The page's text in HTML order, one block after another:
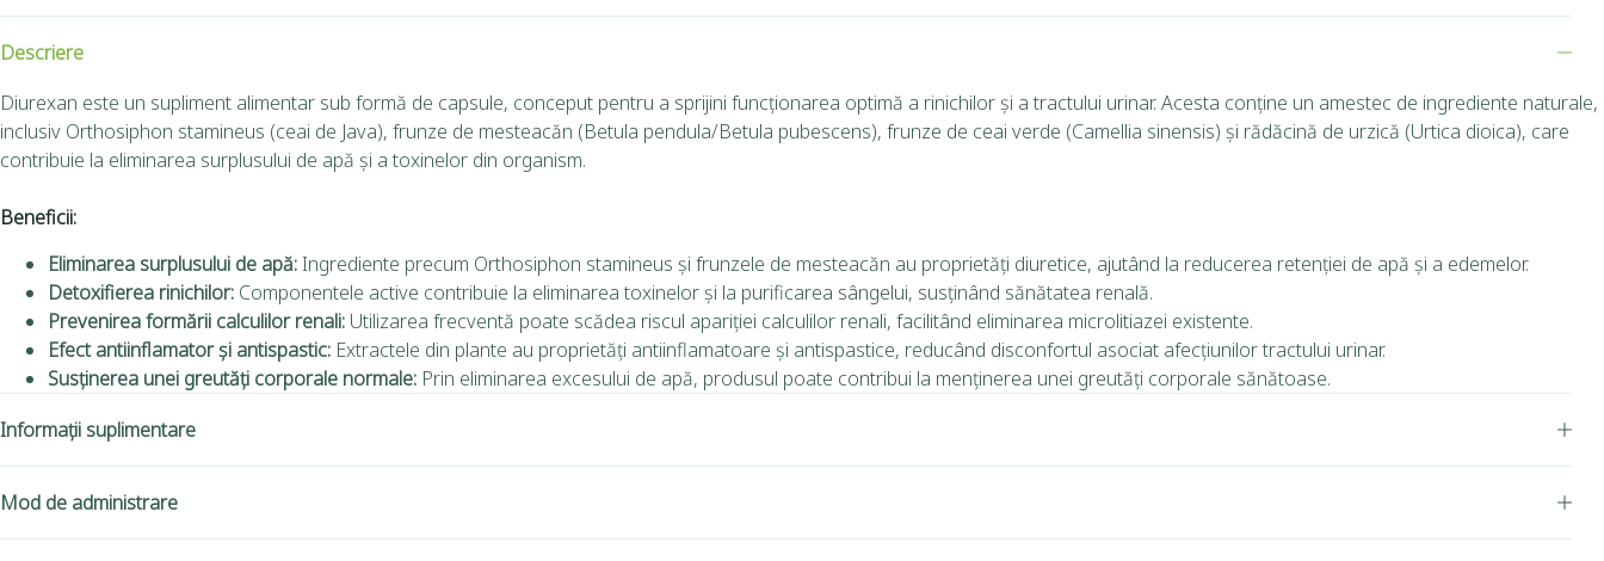
Descriere
Diurexan este un supliment alimentar sub formă de capsule, conceput pentru a sprijini funcționarea optimă a rinichilor și a tractului urinar. Acesta conține un amestec de ingrediente naturale,
inclusiv Orthosiphon stamineus (ceai de Java), frunze de mesteacăn (Betula pendula/Betula pubescens), frunze de ceai verde (Camellia sinensis) și rădăcină de urzică (Urtica dioica), care
contribuie la eliminarea surplusului de apă și a toxinelor din organism.
Beneficii:
Eliminarea surplusului de apă:Ingrediente precum Orthosiphon stamineus și frunzele de mesteacăn au proprietăți diuretice, ajutând la reducerea retenției de apă și a edemelor.
Detoxifierea rinichilor: Componentele active contribuie la eliminarea toxinelor și la purificarea sângelui, susținând sănătatea renală.
Prevenirea formării calculilor renali: Utilizarea frecventă poate scădea riscul apariției calculilor renali, facilitând eliminarea microlitiazei existente.
Efect antiinflamator și antispastic: Extractele din plante au proprietăți antiinflamatoare și antispastice, reducând disconfortul asociat afecțiunilor tractului urinar.
Susținerea unei greutăți corporale normale: Prin eliminarea excesului de apă, produsul poate contribui la menținerea unei greutăți corporale sănătoase.
Informații suplimentare
Mod de administrare